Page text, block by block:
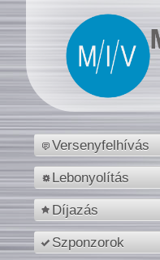
Versenyfelhívás
Lebonyolítás
Díjazás
Szponzorok